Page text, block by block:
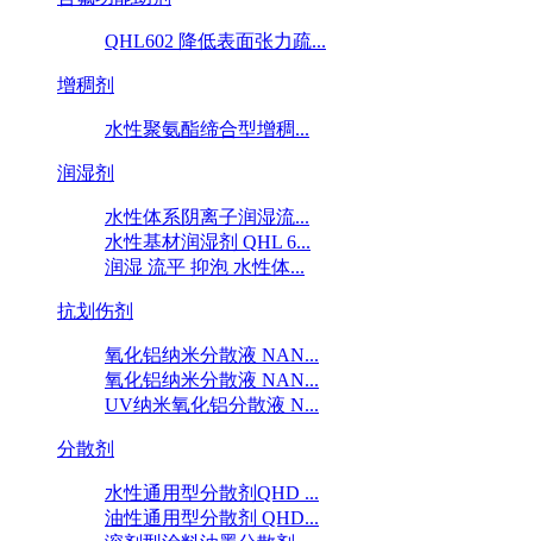
QHL602 降低表面张力疏...
增稠剂
水性聚氨酯缔合型增稠...
润湿剂
水性体系阴离子润湿流...
水性基材润湿剂 QHL 6...
润湿 流平 抑泡 水性体...
抗划伤剂
氧化铝纳米分散液 NAN...
氧化铝纳米分散液 NAN...
UV纳米氧化铝分散液 N...
分散剂
水性通用型分散剂QHD ...
油性通用型分散剂 QHD...